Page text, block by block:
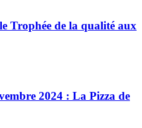
Trophée de la qualité aux
2024 : La Pizza de